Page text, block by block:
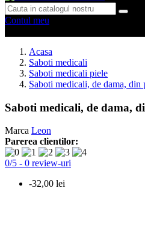
Contul meu
Acasa
Saboti medicali
Saboti medicali piele
Saboti medicali, de dama, din
Saboti medicali, de dama,
Marca Leon
Parerea clientilor:
0/5 - 0 review-uri
-32,00 lei